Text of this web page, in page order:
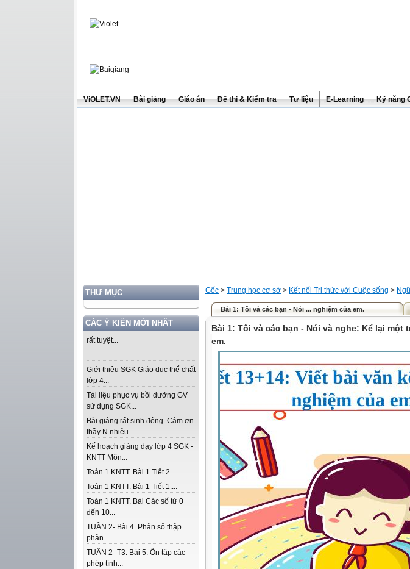
ViOLET.VN Bài giảng Giáo án Đề thi & Kiểm tra Tư liệu E-Learning Kỹ năng
THƯ MỤC
CÁC Ý KIẾN MỚI NHẤT
rất tuyệt...
...
Giới thiệu SGK Giáo dục thể chất
lớp 4...
Tài liệu phục vụ bồi dưỡng GV
sử dụng SGK...
Bài giảng rất sinh động. Cảm ơn
thầy N nhiều...
Kế hoạch giảng dạy lớp 4 SGK -
KNTT Môn...
Toán 1 KNTT. Bài 1 Tiết 2....
Toán 1 KNTT. Bài 1 Tiết 1....
Toán 1 KNTT. Bài Các số từ 0
đến 10...
TUẦN 2- Bài 4. Phân số thập
phân...
TUẦN 2- T3. Bài 5. Ôn tập các
phép tính...
Gốc > Trung học cơ sở > Kết nối Tri thức với Cuộc sống >
Bài 1: Tôi và các bạn - Nói ... nghiệm của em.
Bài 1: Tôi và các bạn - Nói và nghe: Kể lại một
em.